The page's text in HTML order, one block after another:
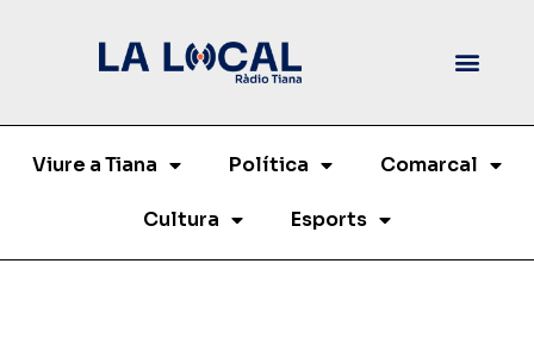
Viure a Tiana Política Comarcal
Cultura Esports